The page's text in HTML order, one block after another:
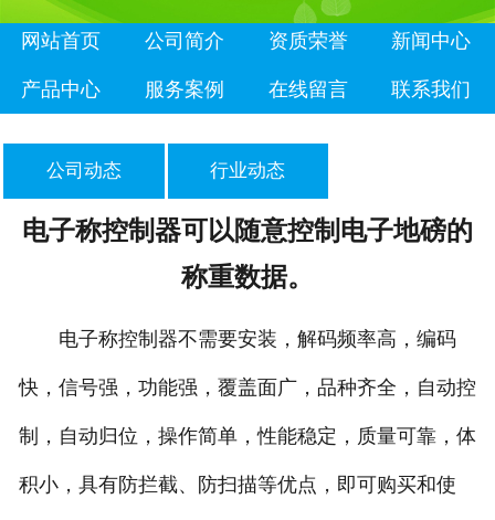
产品中心
服务案例
联系我们
网站首页 公司简介 资质荣誉 新闻中心
产品中心 服务案例 在线留言 联系我们
公司动态 行业动态
电子称控制器可以随意控制电子地磅的
称重数据。
电子称控制器不需要安装，解码频率高，编码
快，信号强，功能强，覆盖面广，品种齐全，自动控
制，自动归位，操作简单，性能稳定，质量可靠，体
积小，具有防拦截、防扫描等优点，即可购买和使